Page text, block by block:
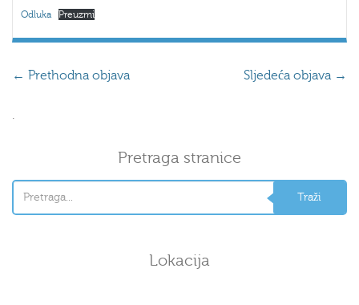
Odluka Preuzmi
← Prethodna objava Sljedeća objava →
.
Pretraga stranice
Lokacija